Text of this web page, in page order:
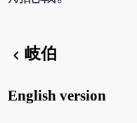
chevron_left岐伯
English version